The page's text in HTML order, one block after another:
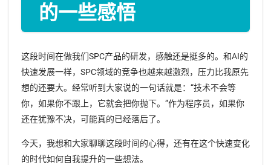
的一些感悟
这段时间在做我们SPC产品的研发，感触还是挺多的。和AI的
快速发展一样，SPC领域的竞争也越来越激烈，压力比我原先
想的还要大。经常听到大家说的一句话就是：“技术不会等
你，如果你不跟上，它就会把你抛下。”作为程序员，如果你
还在犹豫不决，可能真的已经落后了。
今天，我想和大家聊聊这段时间的心得，还有在这个快速变化
的时代如何自我提升的一些想法。